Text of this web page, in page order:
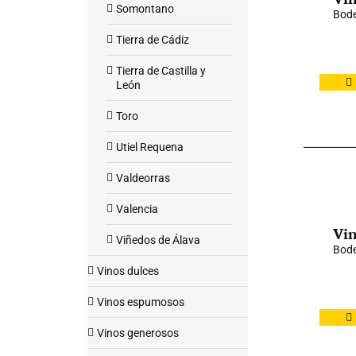
Somontano
Tierra de Cádiz
Tierra de Castilla y
León
Toro
Utiel Requena
Valdeorras
Valencia
Viñedos de Álava
Vinos dulces
Vinos espumosos
Vinos generosos